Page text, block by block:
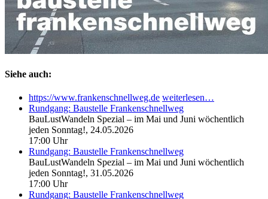
Siehe auch:
https://www.frankenschnellweg.de weiterlesen…
Rundgang: Baustelle Frankenschnellweg
BauLustWandeln Spezial – im Mai und Juni wöchentlich
jeden Sonntag!, 24.05.2026
17:00 Uhr
Rundgang: Baustelle Frankenschnellweg
BauLustWandeln Spezial – im Mai und Juni wöchentlich
jeden Sonntag!, 31.05.2026
17:00 Uhr
Rundgang: Baustelle Frankenschnellweg